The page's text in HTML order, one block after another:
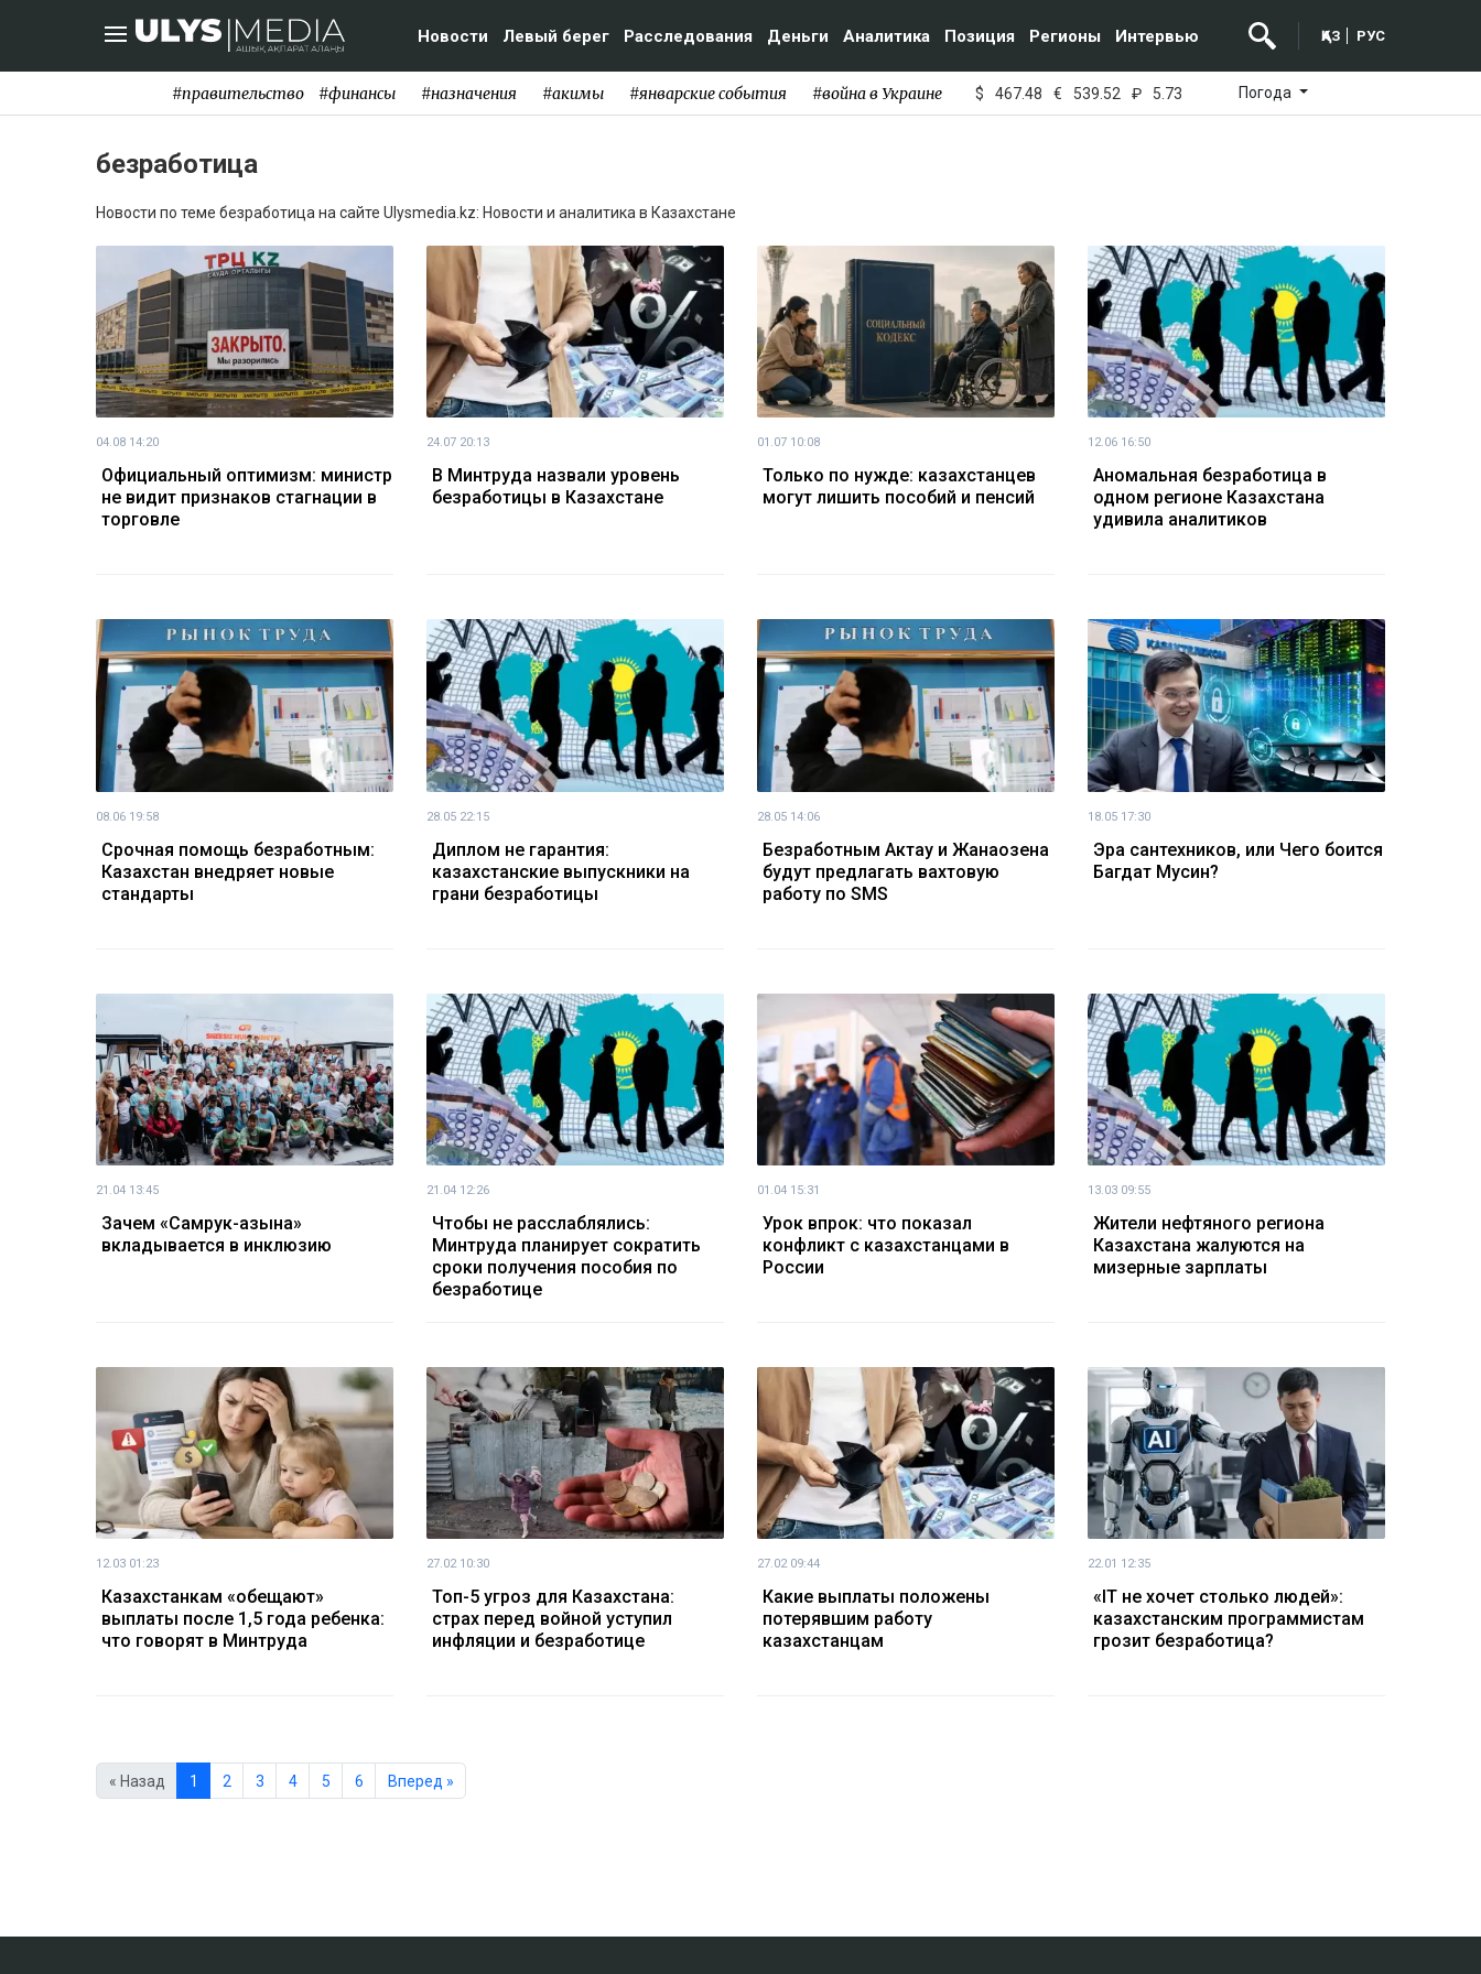
Новости Левый берег Расследования Деньги Аналитика Позиция Регионы Интервью ҚАЗ РУС
#правительство #финансы #назначения #акимы #январские события #война в Украине $ 467.48 € 539.52 ₽ 5.73 Погода
безработица
Новости по теме безработица на сайте Ulysmedia.kz: Новости и аналитика в Казахстане
04.08 14:20
Официальный оптимизм: министр
не видит признаков стагнации в
торговле
24.07 20:13
В Минтруда назвали уровень
безработицы в Казахстане
01.07 10:08
Только по нужде: казахстанцев
могут лишить пособий и пенсий
12.06 16:50
Аномальная безработица в
одном регионе Казахстана
удивила аналитиков
08.06 19:58
Срочная помощь безработным:
Казахстан внедряет новые
стандарты
28.05 22:15
Диплом не гарантия:
казахстанские выпускники на
грани безработицы
28.05 14:06
Безработным Актау и Жанаозена
будут предлагать вахтовую
работу по SMS
18.05 17:30
Эра сантехников, или Чего боится
Багдат Мусин?
21.04 13:45
Зачем «Самрук-Қазына»
вкладывается в инклюзию
21.04 12:26
Чтобы не расслаблялись:
Минтруда планирует сократить
сроки получения пособия по
безработице
01.04 15:31
Урок впрок: что показал
конфликт с казахстанцами в
России
13.03 09:55
Жители нефтяного региона
Казахстана жалуются на
мизерные зарплаты
12.03 01:23
Казахстанкам «обещают»
выплаты после 1,5 года ребенка:
что говорят в Минтруда
27.02 10:30
Топ-5 угроз для Казахстана:
страх перед войной уступил
инфляции и безработице
27.02 09:44
Какие выплаты положены
потерявшим работу
казахстанцам
22.01 12:35
«IT не хочет столько людей»:
казахстанским программистам
грозит безработица?
« Назад 1 2 3 4 5 6 Вперед »